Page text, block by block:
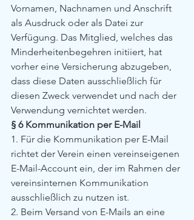
Vornamen, Nachnamen und Anschrift
als Ausdruck oder als Datei zur
Verfügung. Das Mitglied, welches das
Minderheitenbegehren initiiert, hat
vorher eine Versicherung abzugeben,
dass diese Daten ausschließlich für
diesen Zweck verwendet und nach der
Verwendung vernichtet werden.
§ 6 Kommunikation per E-Mail
1. Für die Kommunikation per E-Mail
richtet der Verein einen vereinseigenen
E-Mail-Account ein, der im Rahmen der
vereinsinternen Kommunikation
ausschließlich zu nutzen ist.
2. Beim Versand von E-Mails an eine